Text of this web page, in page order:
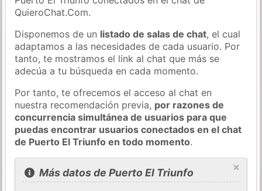
QuieroChat.Com.
Disponemos de un listado de salas de chat, el cual
adaptamos a las necesidades de cada usuario. Por
tanto, te mostramos el link al chat que más se
adecúa a tu búsqueda en cada momento.
Por tanto, te ofrecemos el acceso al chat en
nuestra recomendación previa, por razones de
concurrencia simultánea de usuarios para que
puedas encontrar usuarios conectados en el chat
de Puerto El Triunfo en todo momento.
×
Más datos de Puerto El Triunfo